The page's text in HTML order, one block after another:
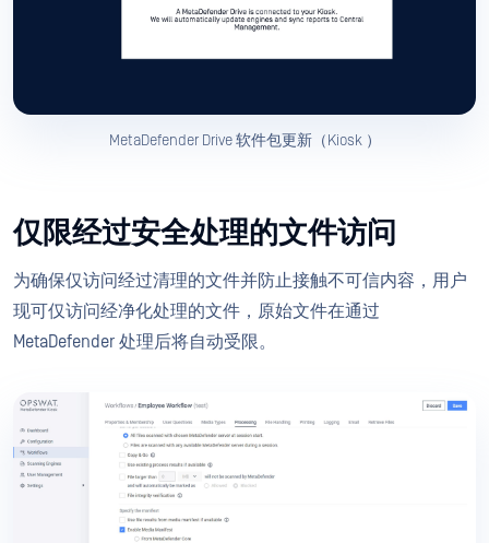
MetaDefender Drive 软件包更新（Kiosk ）
仅限经过安全处理的文件访问
为确保仅访问经过清理的文件并防止接触不可信内容，用户
现可仅访问经净化处理的文件，原始文件在通过
MetaDefender 处理后将自动受限。